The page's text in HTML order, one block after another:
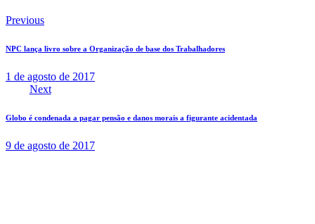
Previous
NPC lança livro sobre a Organização de base dos Trabalhadores
1 de agosto de 2017
Next
Globo é condenada a pagar pensão e danos morais a figurante acidentada
9 de agosto de 2017